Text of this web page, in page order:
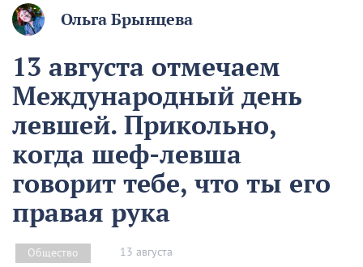
Ольга Брынцева
13 августа отмечаем
Международный день
левшей. Прикольно,
когда шеф-левша
говорит тебе, что ты его
правая рука
Общество 13 августа